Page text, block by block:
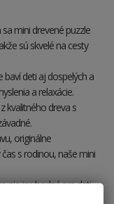
mini drevené puzzle
sú skvelé na cesty
baví deti aj dospelých a
a relaxácie.
kvalitného dreva s
originálne
s rodinou, naše mini
nie je vhodné pre deti